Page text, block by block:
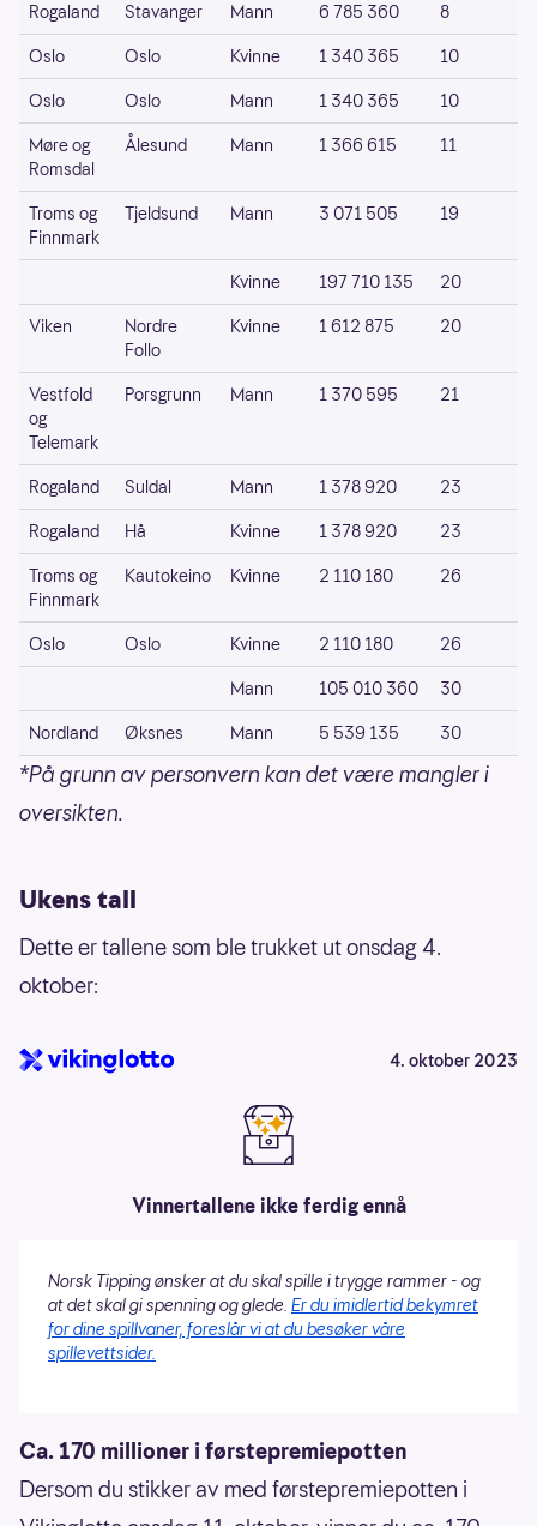
Rogaland
Stavanger Mann 6 785 360
8
Oslo
Oslo Kvinne 1 340 365
10
Oslo
Oslo Mann 1 340 365
10
Møre og
Romsdal
Ålesund Mann 1 366 615 11
Troms og
Finnmark
Tjeldsund Mann 3 071 505 19
Kvinne 197 710 135
20
Viken
Nordre
Follo
Kvinne 1 612 875 20
Vestfold
og
Telemark
Porsgrunn Mann 1 370 595 21
Rogaland Suldal Mann 1 378 920
23
Rogaland
Hå Kvinne 1 378 920
23
Troms og
Finnmark
Kautokeino Kvinne 2 110 180 26
Oslo Oslo Kvinne 2 110 180
26
Mann
105 010 360
30
Nordland
Øksnes Mann 5 539 135 30
*På grunn av personvern kan det være mangler i
oversikten.
Ukens tall
Dette er tallene som ble trukket ut onsdag 4.
oktober:
4. oktober 2023
Vinnertallene ikke ferdig ennå
Norsk Tipping ønsker at du skal spille i trygge rammer - og
at det skal gi spenning og glede. Er du imidlertid bekymret
for dine spillvaner, foreslår vi at du besøker våre
spillevettsider.
Ca. 170 millioner i førstepremiepotten
Dersom du stikker av med førstepremiepotten i